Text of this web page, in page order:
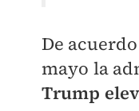
De
mayo la
Trump